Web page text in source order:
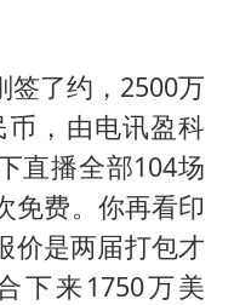
签了约，2500万
，由电讯盈科
直播全部104场
免费。你再看印
价是两届打包才
下来1750万美